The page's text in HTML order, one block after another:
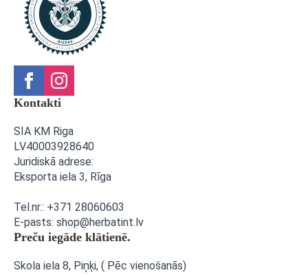
Kontakti
SIA KM Riga
LV40003928640
Juridiskā adrese:
Eksporta iela 3, Rīga
Tel.nr.: +371 28060603
E-pasts: shop@herbatint.lv
Preču iegāde klātienē.
Skola iela 8, Piņķi, ( Pēc vienošanās)